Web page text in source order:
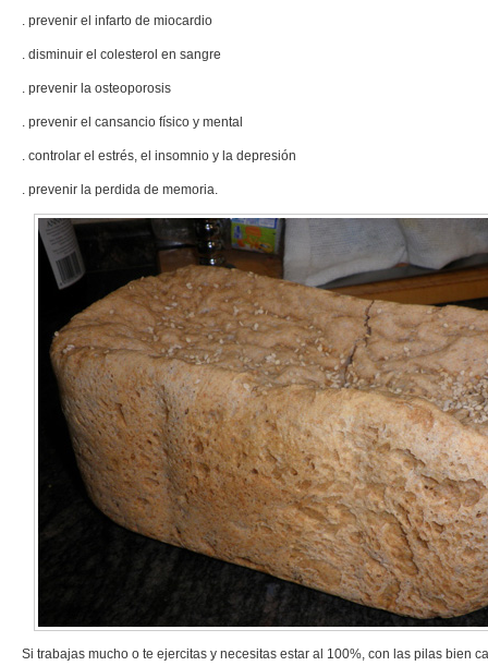
. prevenir el infarto de miocardio
. disminuir el colesterol en sangre
. prevenir la osteoporosis
. prevenir el cansancio físico y mental
. controlar el estrés, el insomnio y la depresión
. prevenir la perdida de memoria.
Si trabajas mucho o te ejercitas y necesitas estar al 100%, con las pilas bien